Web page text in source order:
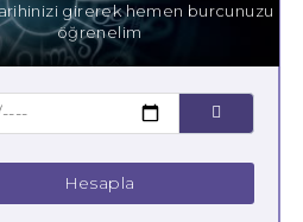
girerek hemen burcunuzu
öğrenelim
Hesapla